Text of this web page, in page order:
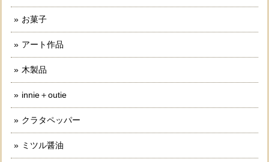
お菓子
アート作品
木製品
innie＋outie
クラタペッパー
ミツル醤油